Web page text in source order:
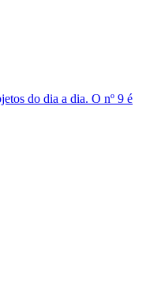
do dia a dia. O nº 9 é